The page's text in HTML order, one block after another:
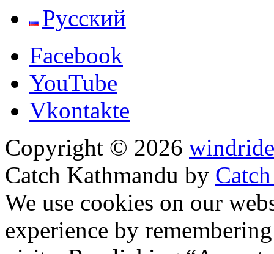
Русский
Facebook
YouTube
Vkontakte
Copyright © 2026
Catch Kathmandu by
Scroll
Up
We use cookies on our
experience by